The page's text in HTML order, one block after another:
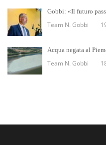
Gobbi: «Il futuro
Team N. Gobbi
Acqua negata al
Team N. Gobbi